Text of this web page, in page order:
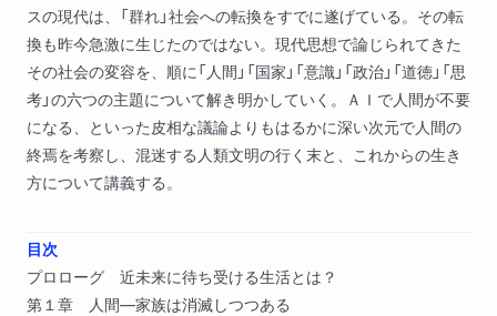
スの現代は、「群れ」社会への転換をすでに遂げている。その転
換も昨今急激に生じたのではない。現代思想で論じられてきた
その社会の変容を、順に「人間」「国家」「意識」「政治」「道徳」「思
考」の六つの主題について解き明かしていく。ＡＩで人間が不要
になる、といった皮相な議論よりもはるかに深い次元で人間の
終焉を考察し、混迷する人類文明の行く末と、これからの生き
方について講義する。
目次
プロローグ 近未来に待ち受ける生活とは？
第１章 人間―家族は消滅しつつある